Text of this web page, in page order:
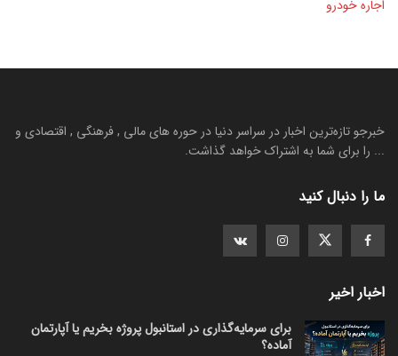
اجاره خودرو
خبرجو تازه‌ترین اخبار در سراسر دنیا در حوره های مالی , فرهنگی , اقتصادی و
... را برای شما به اشتراک خواهد گذاشت.
ما را دنبال کنید
اخبار اخیر
برای سرمایه‌گذاری در استانبول پروژه بخریم یا آپارتمان
آماده؟